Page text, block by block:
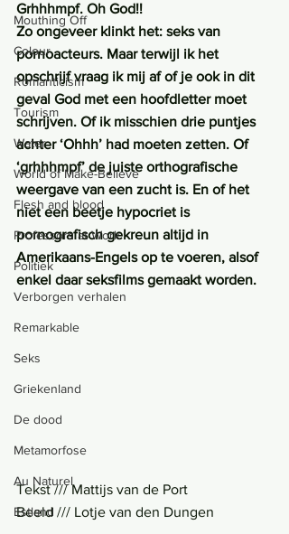
Mouthing Off
Colour
Romanticism
Tourism
Water
World of Make-Believe
Flesh and blood
Professors at Work
Politiek
Verborgen verhalen
Remarkable
Seks
Griekenland
De dood
Metamorfose
Au Naturel
Estland
Grhhhmpf. Oh God!!
Zo ongeveer klinkt het: seks van
pornoacteurs. Maar terwijl ik het
opschrijf vraag ik mij af of je ook in dit
geval God met een hoofdletter moet
schrijven. Of ik misschien drie puntjes
achter ‘Ohhh’ had moeten zetten. Of
‘grhhhmpf’ de juiste orthografische
weergave van een zucht is. En of het
niet een beetje hypocriet is
pornografisch gekreun altijd in
Amerikaans-Engels op te voeren, alsof
enkel daar seksfilms gemaakt worden.
Tekst /// Mattijs van de Port
Beeld /// Lotje van den Dungen